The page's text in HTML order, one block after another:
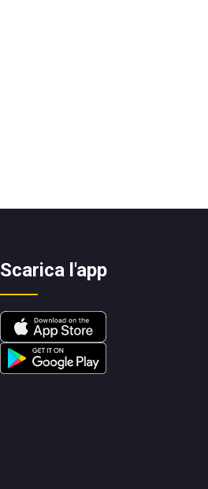
Scarica l'app